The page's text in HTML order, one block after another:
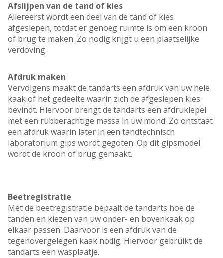
Afslijpen van de tand of kies
Allereerst wordt een deel van de tand of kies
afgeslepen, totdat er genoeg ruimte is om een kroon
of brug te maken. Zo nodig krijgt u een plaatselijke
verdoving.
Afdruk maken
Vervolgens maakt de tandarts een afdruk van uw hele
kaak of het gedeelte waarin zich de afgeslepen kies
bevindt. Hiervoor brengt de tandarts een afdruklepel
met een rubberachtige massa in uw mond. Zo ontstaat
een afdruk waarin later in een tandtechnisch
laboratorium gips wordt gegoten. Op dit gipsmodel
wordt de kroon of brug gemaakt.
Beetregistratie
Met de beetregistratie bepaalt de tandarts hoe de
tanden en kiezen van uw onder- en bovenkaak op
elkaar passen. Daarvoor is een afdruk van de
tegenovergelegen kaak nodig. Hiervoor gebruikt de
tandarts een wasplaatje.